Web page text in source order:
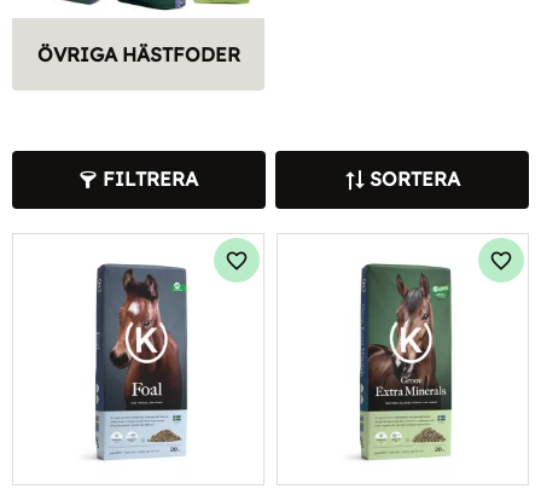
ÖVRIGA HÄSTFODER
FILTRERA SORTERA
Lägg till i favoriter